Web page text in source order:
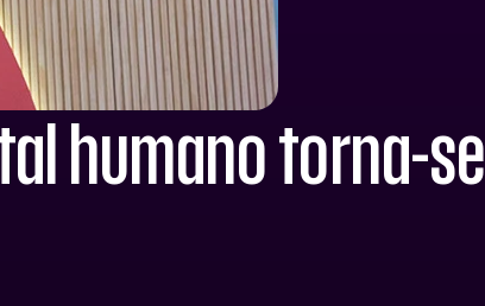
humano torna-se